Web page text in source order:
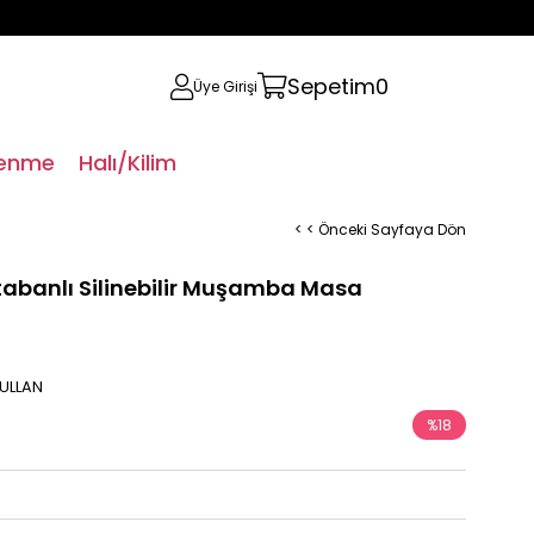
Üye Girişi Sepetim0
Halı/Kilim
< < Önceki Sayfaya Dön
Silinebilir Muşamba Masa
%18